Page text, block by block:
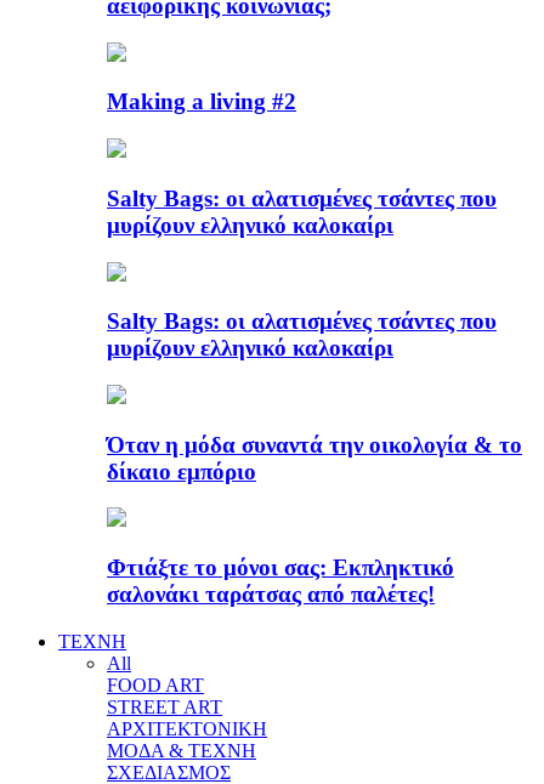
αειφορικής κοινωνίας;
Making a living #2
Salty Bags: οι αλατισμένες τσάντες που
μυρίζουν ελληνικό καλοκαίρι
Salty Bags: οι αλατισμένες τσάντες που
μυρίζουν ελληνικό καλοκαίρι
Όταν η μόδα συναντά την οικολογία & το
δίκαιο εμπόριο
Φτιάξτε το μόνοι σας: Εκπληκτικό
σαλονάκι ταράτσας από παλέτες!
ΤΕΧΝΗ
All
FOOD ART
STREET ART
ΑΡΧΙΤΕΚΤΟΝΙΚΗ
ΜΟΔΑ & ΤΕΧΝΗ
ΣΧΕΔΙΑΣΜΟΣ